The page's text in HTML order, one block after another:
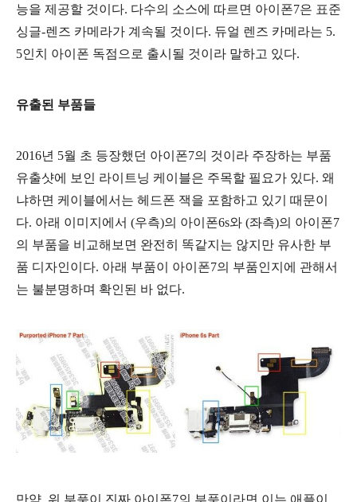
능을 제공할 것이다. 다수의 소스에 따르면 아이폰7은 표준
싱글-렌즈 카메라가 계속될 것이다. 듀얼 렌즈 카메라는 5.
5인치 아이폰 독점으로 출시될 것이라 말하고 있다.
유출된 부품들
2016년 5월 초 등장했던 아이폰7의 것이라 주장하는 부품
유출샷에 보인 라이트닝 케이블은 주목할 필요가 있다. 왜
냐하면 케이블에서는 헤드폰 잭을 포함하고 있기 때문이
다. 아래 이미지에서 (우측)의 아이폰6s와 (좌측)의 아이폰7
의 부품을 비교해보면 완전히 똑같지는 않지만 유사한 부
품 디자인이다. 아래 부품이 아이폰7의 부품인지에 관해서
는 불분명하며 확인된 바 없다.
만약, 위 부품이 진짜 아이폰7의 부품이라면 이는 애플이